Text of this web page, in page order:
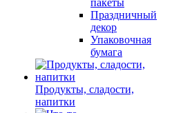
пакеты
Праздничный
декор
Упаковочная
бумага
Продукты, сладости,
напитки